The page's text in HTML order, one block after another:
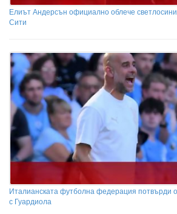
Елиът Андерсън официално облече
Сити
Италианската футболна федерация потвърди
с Гуардиола